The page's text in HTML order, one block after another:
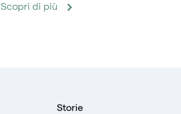
Scopri di più
Storie